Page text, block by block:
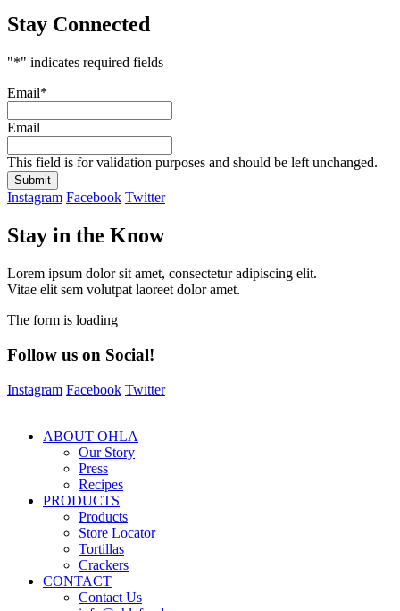
Stay Connected
"*" indicates required fields
Email*
Email
This field is for validation purposes and should be left unchanged.
Instagram Facebook Twitter
Stay in the Know
Lorem ipsum dolor sit amet, consectetur adipiscing elit.
Vitae elit sem volutpat laoreet dolor amet.
The form is loading
Follow us on Social!
Instagram Facebook Twitter
ABOUT OHLA
Our Story
Press
Recipes
PRODUCTS
Products
Store Locator
Tortillas
Crackers
CONTACT
Contact Us